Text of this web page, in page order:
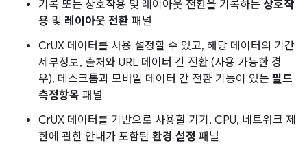
기록 또는 상호작용 및 레이아웃 전환을 기록하는 상호작
용 및 레이아웃 전환 패널
CrUX 데이터를 사용 설정할 수 있고, 해당 데이터의 기간
세부정보, 출처와 URL 데이터 간 전환 (사용 가능한 경
우), 데스크톱과 모바일 데이터 간 전환 기능이 있는 필드
측정항목 패널
CrUX 데이터를 기반으로 사용할 기기, CPU, 네트워크 제
한에 관한 안내가 포함된 환경 설정 패널